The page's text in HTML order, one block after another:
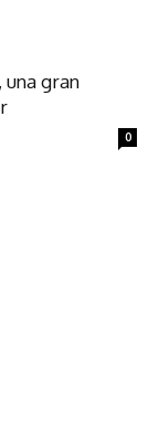
una gran
0